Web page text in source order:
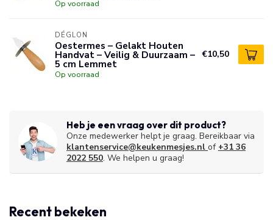
Op voorraad
DÉGLON
Oestermes – Gelakt Houten
Handvat – Veilig & Duurzaam –
5 cm Lemmet
Op voorraad
€10,50
Heb je een vraag over dit product?
Onze medewerker helpt je graag. Bereikbaar via
klantenservice@keukenmesjes.nl of +31 36
2022 550. We helpen u graag!
Recent bekeken